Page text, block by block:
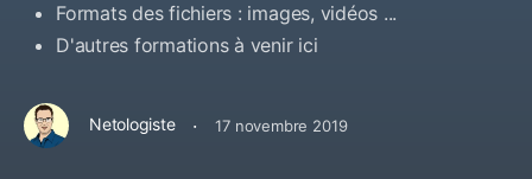
Formats des fichiers : images, vidéos ...
D'autres formations à venir ici
Netologiste · 17 novembre 2019